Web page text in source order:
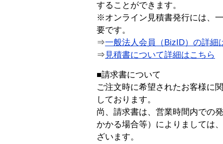
することができます。
※オンライン見積書発行には、
要です。
⇒一般法人会員（BizID）の詳細
⇒ 見積書について詳細はこちら
■請求書について
ご注文時に希望されたお客様に
しております。
尚、請求書は、営業時間内での
かかる場合等）によりましては
ざいます。